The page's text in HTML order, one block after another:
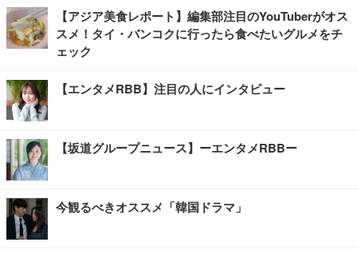
【アジア美食レポート】編集部注目のYouTuberがオス
スメ！タイ・バンコクに行ったら食べたいグルメをチ
ェック
【エンタメRBB】注目の人にインタビュー
【坂道グループニュース】ーエンタメRBBー
今観るべきオススメ「韓国ドラマ」